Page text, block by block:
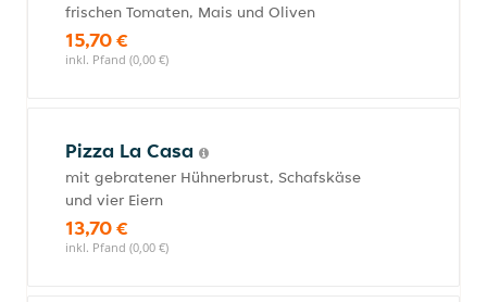
frischen Tomaten, Mais und Oliven
15,70 €
inkl. Pfand (0,00 €)
Pizza La Casa
mit gebratener Hühnerbrust, Schafskäse
und vier Eiern
13,70 €
inkl. Pfand (0,00 €)